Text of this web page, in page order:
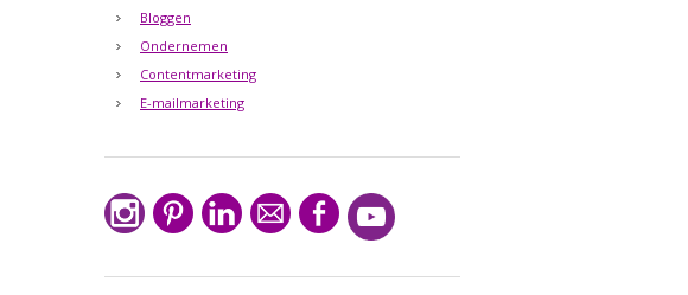
Bloggen
Ondernemen
Contentmarketing
E-mailmarketing